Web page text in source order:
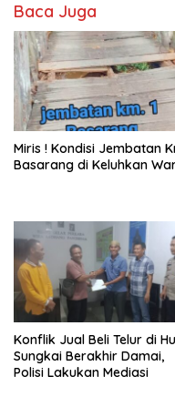
Baca Juga
Miris ! Kondisi Jembatan
Basarang di Keluhkan
Konflik Jual Beli Telur di
Sungkai Berakhir Damai,
Polisi Lakukan Mediasi